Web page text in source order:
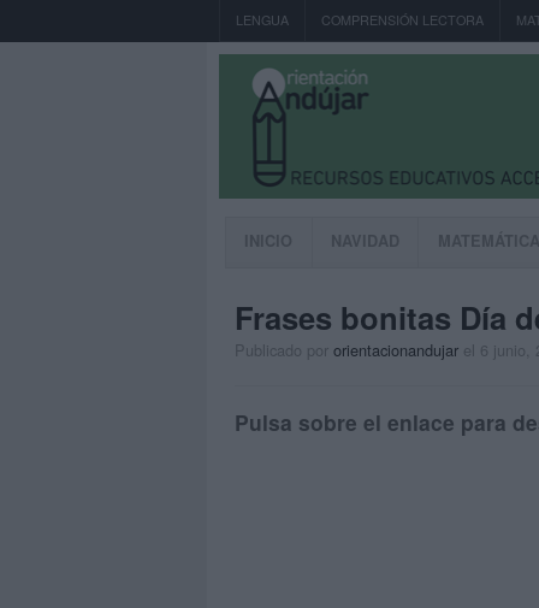
LENGUA COMPRENSIÓN LECTORA
INICIO NAVIDAD
Frases bonitas Día
Publicado por orientacionandujar el 6 junio,
Pulsa sobre el enlace para